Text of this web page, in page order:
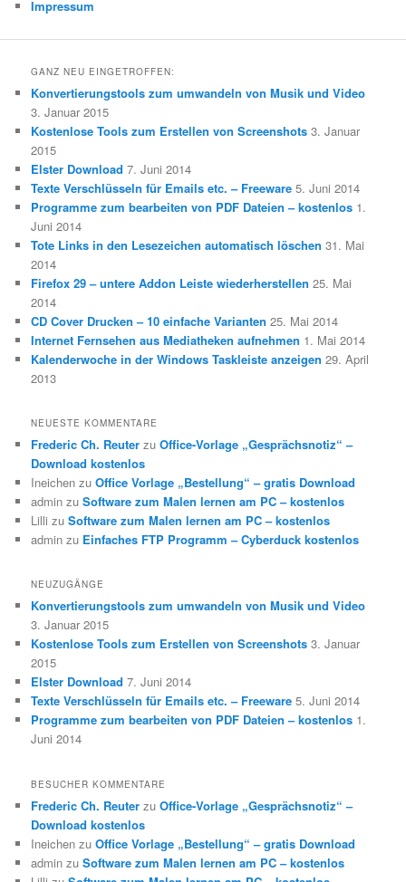
Impressum
GANZ NEU EINGETROFFEN:
Konvertierungstools zum umwandeln von Musik und Video
3. Januar 2015
Kostenlose Tools zum Erstellen von Screenshots 3. Januar
2015
Elster Download 7. Juni 2014
Texte Verschlüsseln für Emails etc. – Freeware 5. Juni 2014
Programme zum bearbeiten von PDF Dateien – kostenlos 1.
Juni 2014
Tote Links in den Lesezeichen automatisch löschen 31. Mai
2014
Firefox 29 – untere Addon Leiste wiederherstellen 25. Mai
2014
CD Cover Drucken – 10 einfache Varianten 25. Mai 2014
Internet Fernsehen aus Mediatheken aufnehmen 1. Mai 2014
Kalenderwoche in der Windows Taskleiste anzeigen 29. April
2013
NEUESTE KOMMENTARE
Frederic Ch. Reuter zuOffice-Vorlage „Gesprächsnotiz“ –
Download kostenlos
Ineichen zuOffice Vorlage „Bestellung“ – gratis Download
admin zuSoftware zum Malen lernen am PC – kostenlos
Lilli zuSoftware zum Malen lernen am PC – kostenlos
admin zu Einfaches FTP Programm – Cyberduck kostenlos
NEUZUGÄNGE
Konvertierungstools zum umwandeln von Musik und Video
3. Januar 2015
Kostenlose Tools zum Erstellen von Screenshots 3. Januar
2015
Elster Download 7. Juni 2014
Texte Verschlüsseln für Emails etc. – Freeware 5. Juni 2014
Programme zum bearbeiten von PDF Dateien – kostenlos 1.
Juni 2014
BESUCHER KOMMENTARE
Frederic Ch. Reuter zuOffice-Vorlage „Gesprächsnotiz“ –
Download kostenlos
Ineichen zuOffice Vorlage „Bestellung“ – gratis Download
admin zuSoftware zum Malen lernen am PC – kostenlos